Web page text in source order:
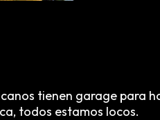
tienen garage para
todos estamos locos.